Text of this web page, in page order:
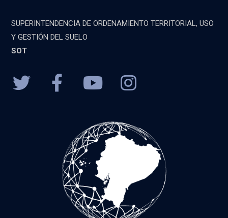
SUPERINTENDENCIA DE ORDENAMIENTO TERRITORIAL, USO
Y GESTIÓN DEL SUELO
SOT